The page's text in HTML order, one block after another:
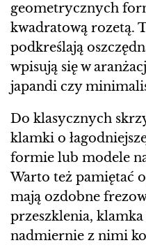
geometrycznych
kwadratową rozetą.
podkreślają
wpisują się w
japandi czy
Do klasycznych
klamki o
formie lub modele
Warto też pamiętać
mają ozdobne
przeszklenia,
nadmiernie z nimi